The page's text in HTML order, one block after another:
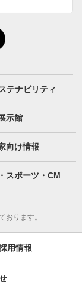
テナビリティ
示館
向け情報
スポーツ・CM
おります。
用情報